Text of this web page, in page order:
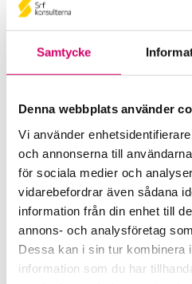
Samtycke
Denna webbplats använder
Vi använder
och annonserna till
för sociala medier och
vidarebefordrar även sådana
information från din enhet till
annons- och analysföretag
Dessa kan i sin tur kombinera
information som du har
Pressrum
Remisser
Samverkan med
Srf Fokusrapport 2024 –
företagande
Våra nyhetskanaler
Tidningen Konsulten